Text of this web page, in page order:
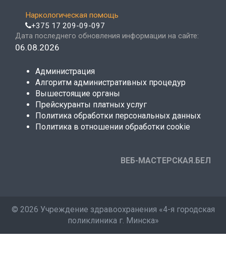
Наркологическая помощь
+375 17 209-09-097
Дата последнего обновления информации на сайте:
06.08.2026
Администрация
Алгоритм административных процедур
Вышестоящие органы
Прейскуранты платных услуг
Политика обработки персональных данных
Политика в отношении обработки cookie
ВЕБ-МАСТЕРСКАЯ.БЕЛ
© 2026 Учреждение здравоохранения «4-я городская
поликлиника г. Минска»